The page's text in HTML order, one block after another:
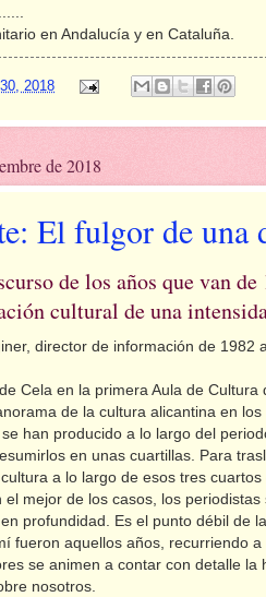
en Andalucía y en Cataluña.
2018
de 2018
El fulgor de una
de los años que van
cultural de una
director de información de 1982
Cela en la primera Aula de Cultura
de la cultura alicantina en
han producido a lo largo del
en unas cuartillas. Para
a lo largo de esos tres
el mejor de los casos, los
profundidad. Es el punto débil de
fueron aquellos años, recurriendo
se animen a contar con detalle
nosotros.